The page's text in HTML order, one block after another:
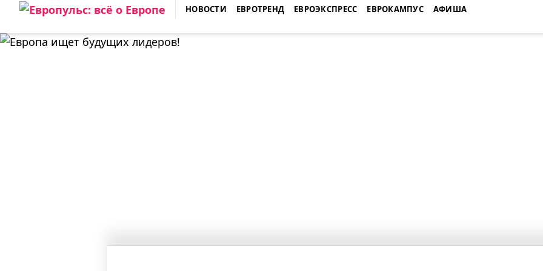
Skip
content
ЕВРОПУЛЬС: ВСЁ О ЕВРОПЕ
НОВОСТИ ЕВРОТРЕНД ЕВРОЭКСПРЕСС ЕВРОКАМПУС АФИША